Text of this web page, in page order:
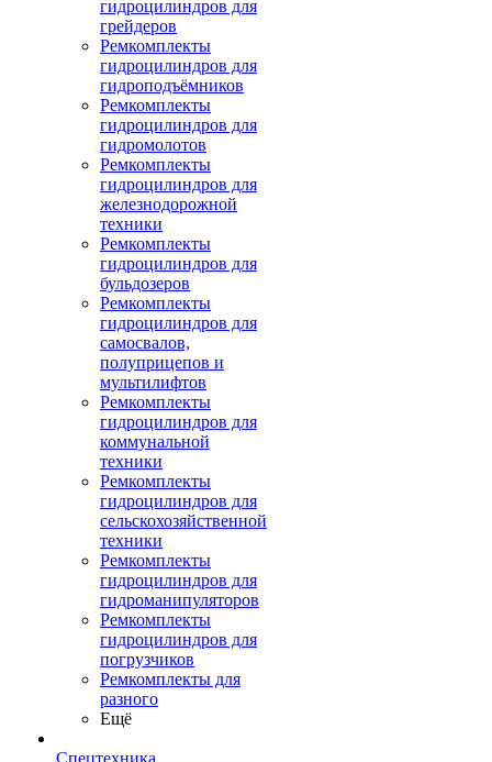
гидроцилиндров для
грейдеров
Ремкомплекты
гидроцилиндров для
гидроподъёмников
Ремкомплекты
гидроцилиндров для
гидромолотов
Ремкомплекты
гидроцилиндров для
железнодорожной
техники
Ремкомплекты
гидроцилиндров для
бульдозеров
Ремкомплекты
гидроцилиндров для
самосвалов,
полуприцепов и
мультилифтов
Ремкомплекты
гидроцилиндров для
коммунальной
техники
Ремкомплекты
гидроцилиндров для
сельскохозяйственной
техники
Ремкомплекты
гидроцилиндров для
гидроманипуляторов
Ремкомплекты
гидроцилиндров для
погрузчиков
Ремкомплекты для
разного
Ещё
Спецтехника